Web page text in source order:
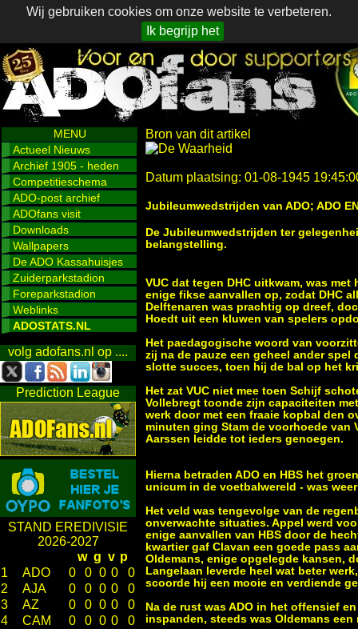
Wij gebruiken cookies om onze website te verbeteren.
Ik begrijp het
MENU
Actueel Nieuws
Archief 1905 - heden
Competitieschema
ADO-post archief
ADOfans visit
Downloads
Wallpapers
De ADO Kassahuisjes
Zuiderparkstadion
Foreparkstadion
Weblinks
ADOSTATS.NL
volg adofans.nl op ....
Prediction League
STAND EREDIVISIE
2026-2027
w g v p
1
ADO 0 0 0 0
0
2
AJA 0 0 0 0
0
3
AZ 0 0 0 0
0
4
CAM 0 0 0 0
0
Bron van dit artikel
Datum plaatsing: 01-08-1945
Jubileumwedstrijden van ADO; ADO
De Jubileumwedstrijden ter
belangstelling.
VUC dat tegen DHC uitkwam, was
enige fikse aanvallen op, zodat DHC
Delftenaren was prachtig op dreef,
Hoedt uit een kluwen van spelers
Het paedagogische woord van
zij na de pauze een geheel ander spel
slotte succes, toen hij de bal op het
Het zat VUC niet mee toen Schijf
Vollebregt toonde zijn capaciteiten
werk door met een fraaie kopbal den
minuten ging Stam de voorhoede van
Aarssen leidde tot ieders genoegen.
Hierna betraden ADO en HBS het
unicum in de voetbalwereld - was
Het veld was tengevolge van de
onverwachte situaties. Appel werd
enige aanvallen van HBS door de
kwartier gaf Clavan een goede pass
Oldemans, enige opgelegde kansen,
Langelaan leverde heel wat beter
scoorde hij een mooie en verdiende
Na de rust was ADO in het offensief
inspanden, steeds was Oldemans